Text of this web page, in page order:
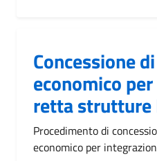
Concessione
economico
retta strutture
Procedimento di
economico per